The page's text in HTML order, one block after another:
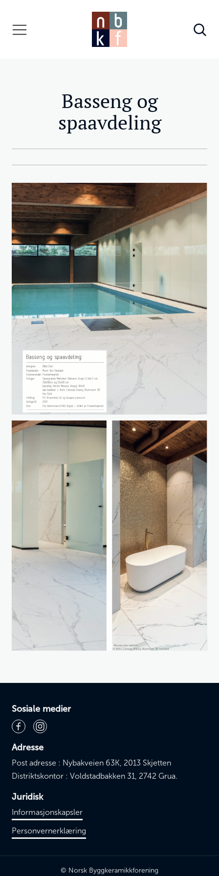
Basseng og
spaavdeling
Sosiale medier
Adresse
Post adresse : Nybakveien 63K, 2013 Skjetten
Distriktskontor : Voldstadbakken 31, 2742 Grua.
Juridisk
Informasjonskapsler
Personvernerklæring
© Norsk Byggkeramikkforening